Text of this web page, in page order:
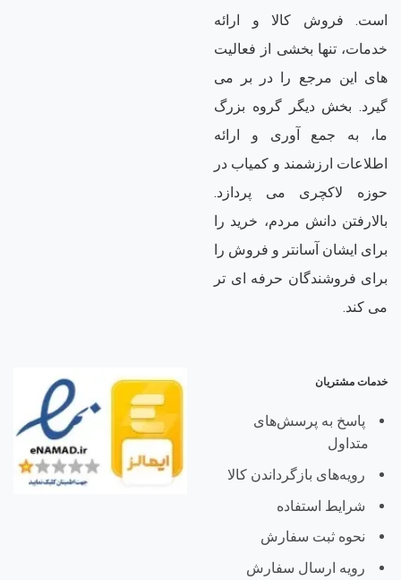
است. فروش کالا و ارائه
خدمات، تنها بخشی از فعالیت
های این مرجع را در بر می
گیرد. بخش دیگر گروه بزرگ
ما، به جمع آوری و ارائه
اطلاعات ارزشمند و کمیاب در
حوزه لاکچری می پردازد.
بالارفتن دانش مردم، خرید را
برای ایشان آسانتر و فروش را
برای فروشندگان حرفه ای تر
می کند.
خدمات مشتریان
پاسخ به پرسش‌های
متداول
رویه‌های بازگرداندن کالا
شرایط استفاده
نحوه ثبت سفارش
رویه ارسال سفارش